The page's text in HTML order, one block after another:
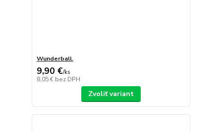
Wunderball.
9,90 €/ks
8,05 € bez DPH
Zvoliť variant